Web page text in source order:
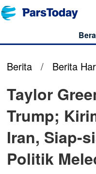
Berita / Berita
Taylor
Trump;
Iran, Siap-
Politik